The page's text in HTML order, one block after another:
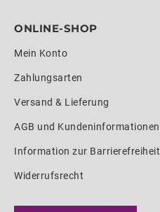
ONLINE-SHOP
Mein Konto
Zahlungsarten
Versand & Lieferung
AGB und Kundeninformationen
Information zur Barrierefreiheit
Widerrufsrecht